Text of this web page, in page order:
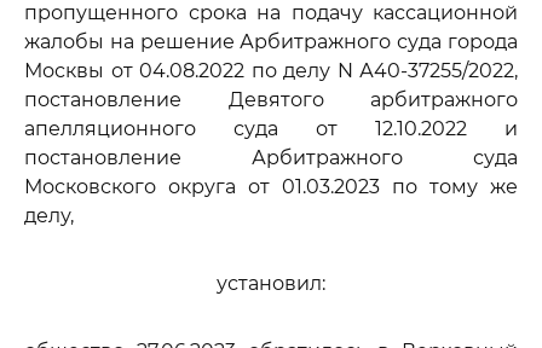
пропущенного срока на подачу кассационной
жалобы на решение Арбитражного суда города
Москвы от 04.08.2022 по делу N А40-37255/2022,
постановление Девятого арбитражного
апелляционного суда от 12.10.2022 и
постановление Арбитражного суда
Московского округа от 01.03.2023 по тому же
делу,
установил: